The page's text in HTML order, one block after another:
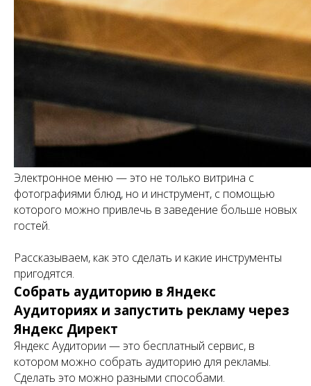
Электронное меню — это не только витрина с
фотографиями блюд, но и инструмент, с помощью
которого можно привлечь в заведение больше новых
гостей.
Рассказываем, как это сделать и какие инструменты
пригодятся.
Собрать аудиторию в Яндекс
Аудиториях и запустить рекламу через
Яндекс Директ
Яндекс Аудитории — это бесплатный сервис, в
котором можно собрать аудиторию для рекламы.
Сделать это можно разными способами.